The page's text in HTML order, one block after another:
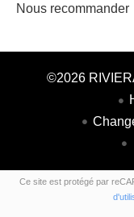
Nous recommander
©2026
Ce site est protégé par